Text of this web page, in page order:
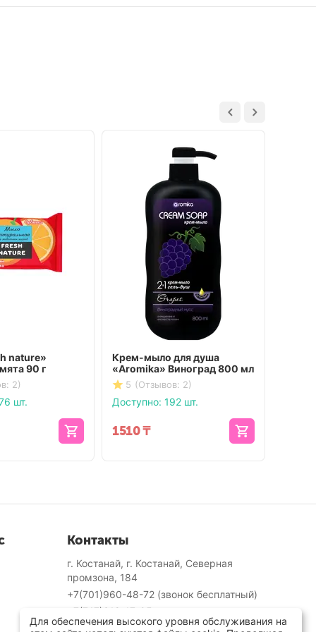
nature»
90 г
2)
шт.
Крем-мыло для душа
«Aromika» Виноград 800 мл
5 (Отзывов: 2)
Доступно: 192 шт.
1510₸
Контакты
г. Костанай, г. Костанай, Северная
промзона, 184
+7(701)960-48-72 (звонок бесплатный)
+7(747)318-17-05
Пн-Вс 9.00 - 18.00
Для обеспечения высокого уровня обслуживания на